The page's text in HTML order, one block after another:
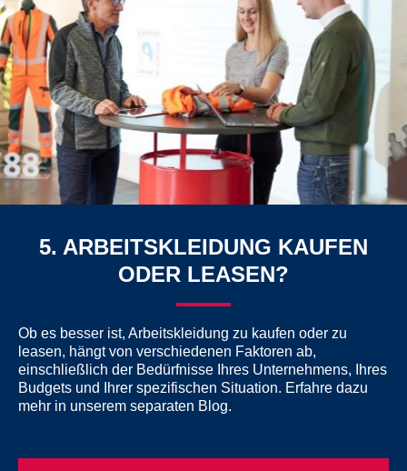
5. ARBEITSKLEIDUNG KAUFEN
ODER LEASEN?
Ob es besser ist, Arbeitskleidung zu kaufen oder zu
leasen, hängt von verschiedenen Faktoren ab,
einschließlich der Bedürfnisse Ihres Unternehmens, Ihres
Budgets und Ihrer spezifischen Situation. Erfahre dazu
mehr in unserem separaten Blog.